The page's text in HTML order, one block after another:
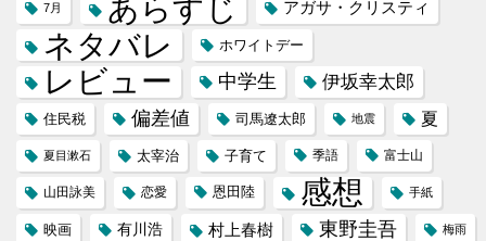
7月 あらすじ アガサ・クリスティ
ネタバレ ホワイトデー
レビュー 中学生 伊坂幸太郎
住民税 偏差値 司馬遼太郎 地震 夏
夏目漱石 太宰治 子育て 季語 富士山
山田詠美 恋愛 恩田陸 感想 手紙
映画 有川浩 村上春樹 東野圭吾 梅雨